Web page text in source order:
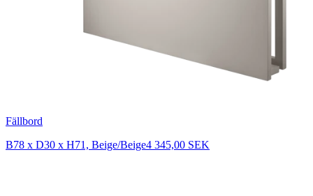
Fällbord
B78 x D30 x H71, Beige/Beige4 345,00 SEK